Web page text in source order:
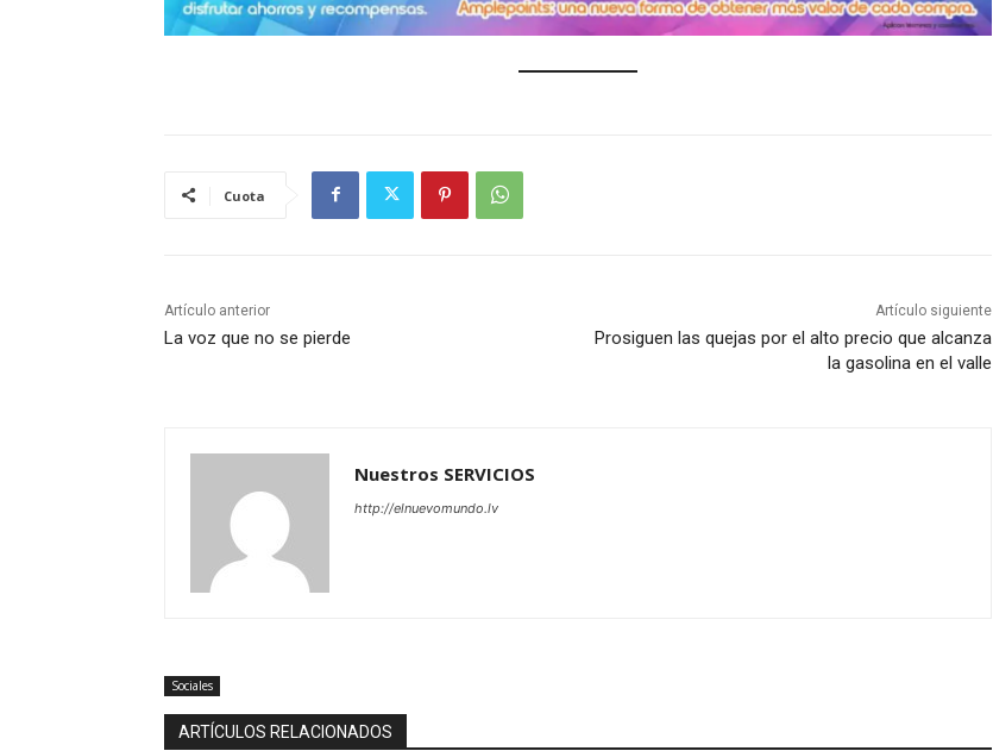
Cuota
Artículo anterior
La voz que no se pierde
Artículo siguiente
Prosiguen las quejas por el alto precio que alcanza
la gasolina en el valle
Nuestros SERVICIOS
http://elnuevomundo.lv
Sociales
ARTÍCULOS RELACIONADOS